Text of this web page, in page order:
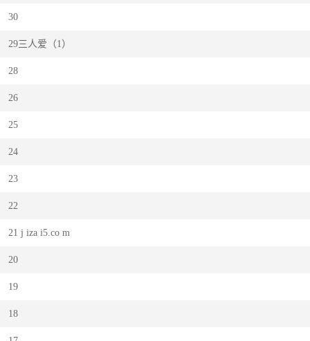
18
19
20
21 j iza i5.co m
22
23
24
25
26
28
29三人爱（1）
30